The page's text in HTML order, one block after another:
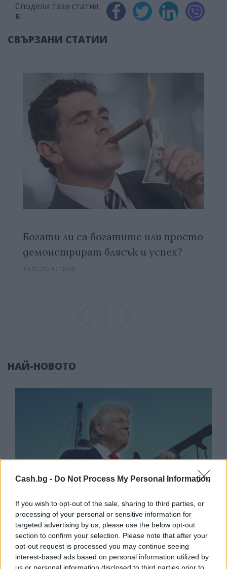
Cash.bg - Do Not Process My Personal Information
If you wish to opt-out of the sale, sharing to third parties, or
processing of your personal or sensitive information for
targeted advertising by us, please use the below opt-out
section to confirm your selection. Please note that after your
opt-out request is processed you may continue seeing
interest-based ads based on personal information utilized by
us or personal information disclosed to third parties prior to
Сподели тази статия
в:
СВЪРЗАНИ СТАТИИ
Богати ли са богатите или просто
демонстрират блясък и успех?
10.02.2024 / 18:00
НАЙ-НОВОТО
Белият дом спира проекти за
възобновяема енергия в САЩ